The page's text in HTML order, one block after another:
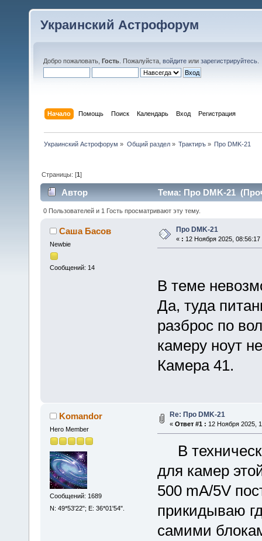
Украинский Астрофорум
Добро пожаловать, Гость . Пожалуйста, войдите или зарегистрируйтесь
Начало Помощь Поиск Календарь Вход Регистрация
Украинский Астрофорум » Общий раздел» Трактиръ» Про DMK-21
Страницы: [1]
Автор Тема: Про DMK-21
0 Пользователей и 1 Гость просматривают эту тему.
Саша Басов
Newbie
Сообщений: 14
Про DMK-21
« : 12 Ноября 2025, 08:56:17
В теме
Да, туда
разброс по
камеру ноут
Камера 41.
Komandor
Hero Member
Сообщений: 1689
N: 49*53'22"; E: 36*01'54".
Re: Про DMK-21
« Ответ #1 : 12 Ноября 2025,
В
для камер
500 mA/5V
прикидываю
самими